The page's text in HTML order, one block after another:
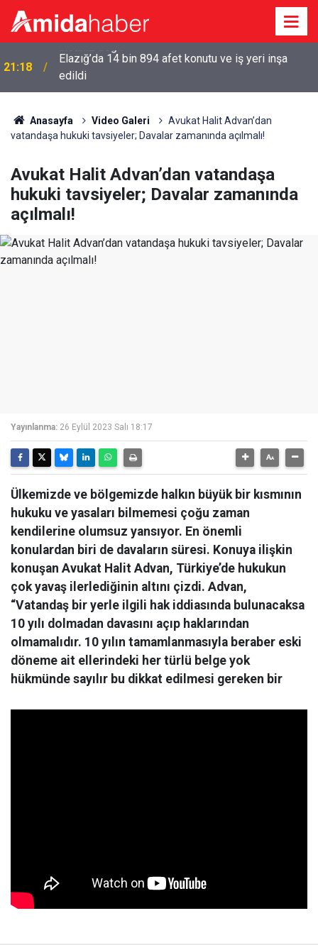
21:18
Elazığ’da 14 bin 894 afet konutu ve iş yeri inşa
edildi
Anasayfa Video Galeri
Avukat Halit Advan’dan
vatandaşa hukuki tavsiyeler; Davalar zamanında açılmalı!
Avukat Halit Advan’dan vatandaşa
hukuki tavsiyeler; Davalar zamanında
açılmalı!
Yayınlanma: 26 Eylül 2023 Salı 18:17
Ülkemizde ve bölgemizde halkın büyük bir kısmının
hukuku ve yasaları bilmemesi çoğu zaman
kendilerine olumsuz yansıyor. En önemli
konulardan biri de davaların süresi. Konuya ilişkin
konuşan Avukat Halit Advan, Türkiye’de hukukun
çok yavaş ilerlediğinin altını çizdi. Advan,
“Vatandaş bir yerle ilgili hak iddiasında bulunacaksa
10 yılı dolmadan davasını açıp haklarından
olmamalıdır. 10 yılın tamamlanmasıyla beraber eski
döneme ait ellerindeki her türlü belge yok
hükmünde sayılır bu dikkat edilmesi gereken bir